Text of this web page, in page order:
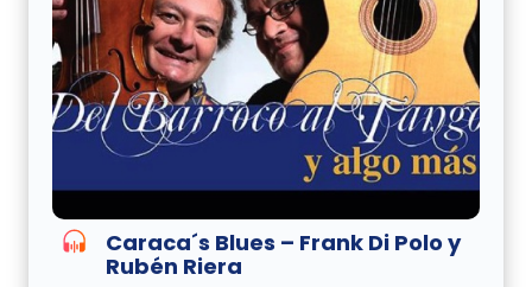
Caraca´s Blues – Frank Di Polo y
Rubén Riera